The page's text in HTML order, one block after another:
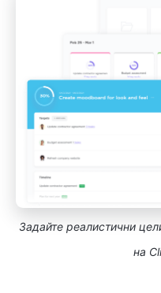
Задайте реалистични
на